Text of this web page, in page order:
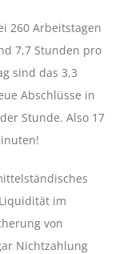
260 Arbeitstagen
7,7 Stunden pro
sind das 3,3
Abschlüsse in
Stunde. Also 17
im
von
Nichtzahlung